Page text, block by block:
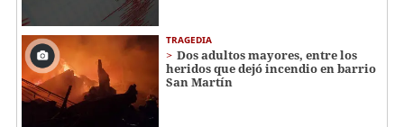
TRAGEDIA
Dos adultos mayores, entre los
heridos que dejó incendio en barrio
San Martín